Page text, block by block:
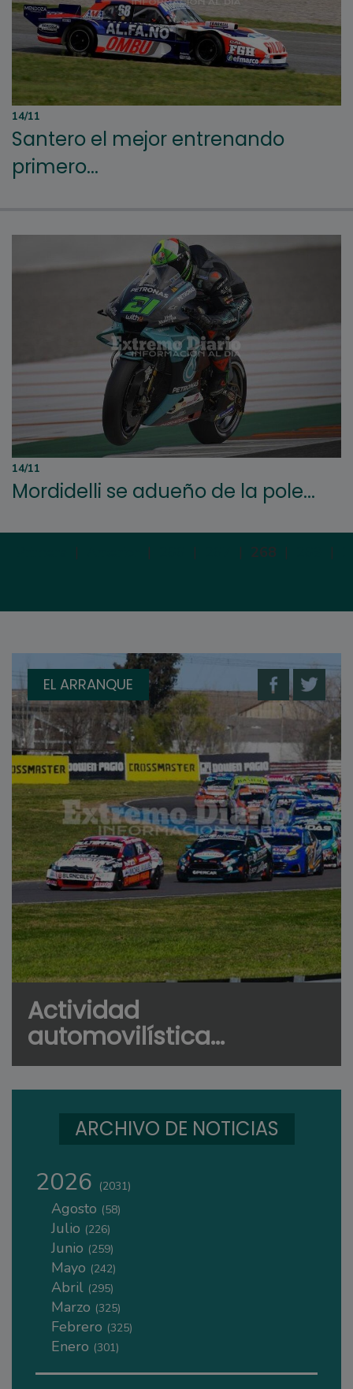
14/11
Santero el mejor entrenando
primero...
14/11
Mordidelli se adueño de la pole...
| | | | 268 | |
EL ARRANQUE
Actividad
automovilística...
ARCHIVO DE NOTICIAS
2026 (2031)
Agosto (58)
Julio (226)
Junio (259)
Mayo (242)
Abril (295)
Marzo (325)
Febrero (325)
Enero (301)